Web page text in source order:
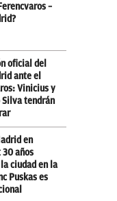
–
oficial del
ante el
Vinicius y
Silva tendrán
en
30 años
ciudad en la
Puskas es